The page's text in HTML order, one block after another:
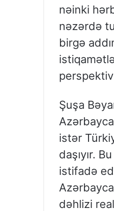
nəinki
nəzərdə
birgə
Şuşa
istər
daşıyır.
istifadə
dəhlizi